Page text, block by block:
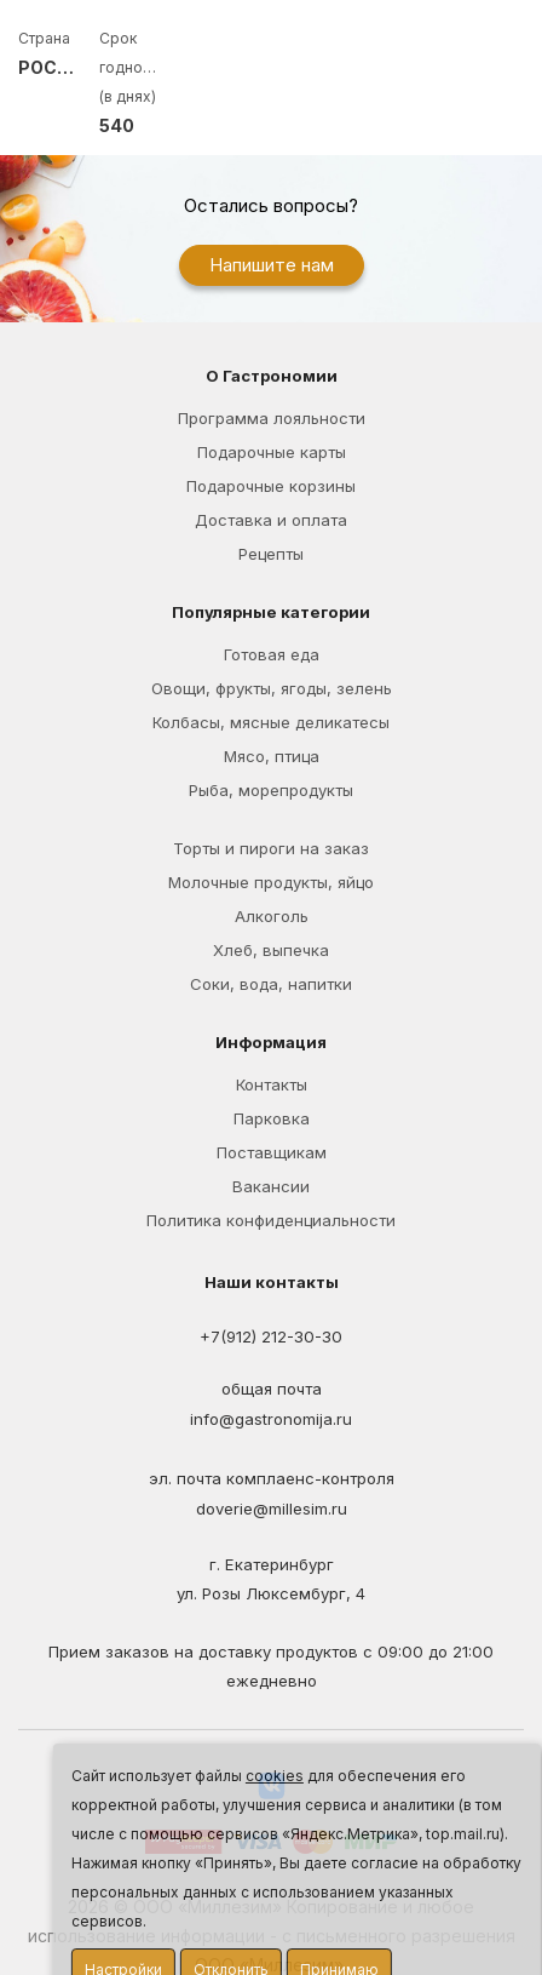
Сайт использует файлы cookies для обеспечения его
корректной работы, улучшения сервиса и аналитики (в том
числе с помощью сервисов «Яндекс.Метрика», top.mail.ru).
Нажимая кнопку «Принять», Вы даете согласие на обработку
персональных данных с использованием указанных
сервисов.
Настройки Отклонить Принимаю
Страна
РОССИЯ
Срок
годности
(в днях)
540
Остались вопросы?
Напишите нам
О Гастрономии
Программа лояльности
Подарочные карты
Подарочные корзины
Доставка и оплата
Рецепты
Популярные категории
Готовая еда
Овощи, фрукты, ягоды, зелень
Колбасы, мясные деликатесы
Мясо, птица
Рыба, морепродукты
Торты и пироги на заказ
Молочные продукты, яйцо
Алкоголь
Хлеб, выпечка
Соки, вода, напитки
Информация
Контакты
Парковка
Поставщикам
Вакансии
Политика конфиденциальности
Наши контакты
+7(912) 212-30-30
общая почта
info@gastronomija.ru
эл. почта комплаенс-контроля
doverie@millesim.ru
г. Екатеринбург
ул. Розы Люксембург, 4
Прием заказов на доставку продуктов с 09:00 до 21:00
ежедневно
2026 © ООО «Миллезим» Копирование и любое
использование информации - с письменного разрешения
ООО «Миллезим».